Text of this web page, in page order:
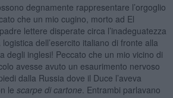
degnamente rappresentare l’orgoglio
che un mio cugino, morto ad El
lettere disperate circa l’inadeguatezza
dell’esercito italiano di fronte alla
degli inglesi! Peccato che un mio vicino di
avesse avuto un esaurimento nervoso
dalla Russia dove il Duce l’aveva
le scarpe di cartone . Entrambi parlavano